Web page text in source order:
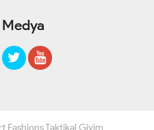
Fashions Taktikal Giyim